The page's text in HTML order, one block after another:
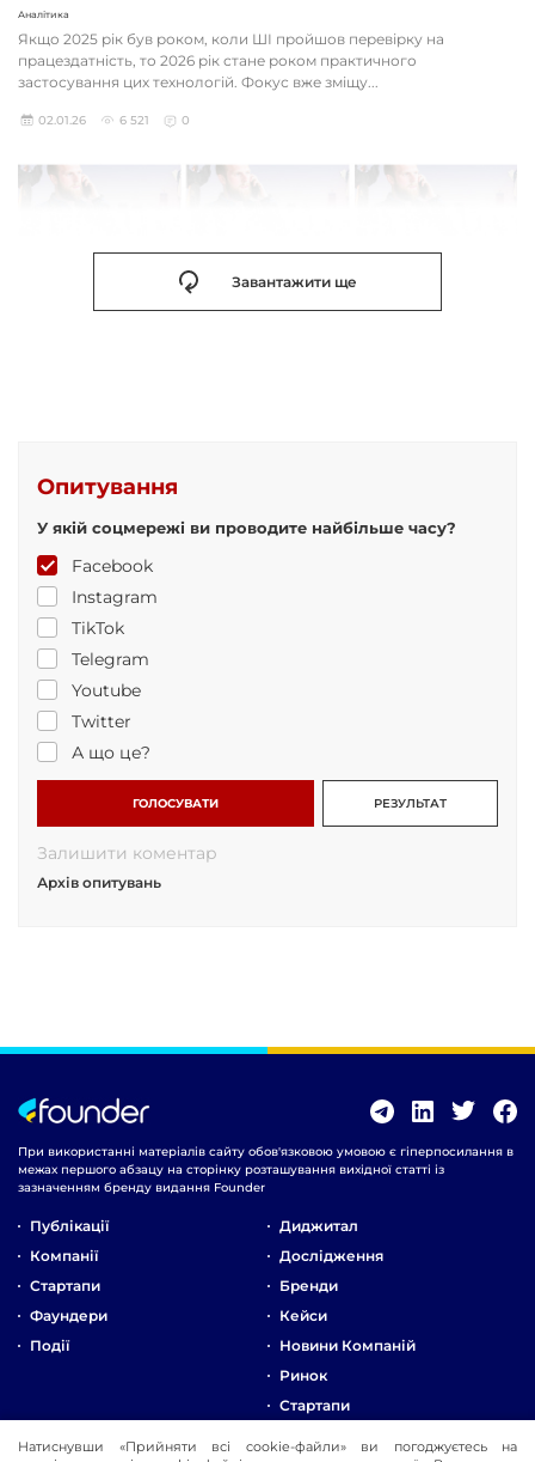
Аналітика
Якщо 2025 рік був роком, коли ШІ пройшов перевірку на
працездатність, то 2026 рік стане роком практичного
застосування цих технологій. Фокус вже зміщу...
02.01.26 6 521 0
Завантажити ще
Опитування
У якій соцмережі ви проводите найбільше часу?
Facebook
Instagram
TikTok
Telegram
Youtube
Twitter
А що це?
ГОЛОСУВАТИ РЕЗУЛЬТАТ
Залишити коментар
Архів опитувань
При використанні матеріалів сайту обов'язковою умовою є гіперпосилання в
межах першого абзацу на сторінку розташування вихідної статті із
зазначенням бренду видання Founder
Публікації
Компанії
Стартапи
Фаундери
Події
Диджитал
Дослідження
Бренди
Кейси
Новини Компаній
Ринок
Стартапи
Про Компанію
Натиснувши «Прийняти всі cookie-файли» ви погоджуєтесь на